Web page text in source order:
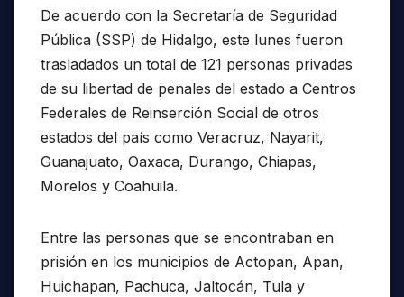
De acuerdo con la Secretaría de Seguridad
Pública (SSP) de Hidalgo, este lunes fueron
trasladados un total de 121 personas privadas
de su libertad de penales del estado a Centros
Federales de Reinserción Social de otros
estados del país como Veracruz, Nayarit,
Guanajuato, Oaxaca, Durango, Chiapas,
Morelos y Coahuila.
Entre las personas que se encontraban en
prisión en los municipios de Actopan, Apan,
Huichapan, Pachuca, Jaltocán, Tula y